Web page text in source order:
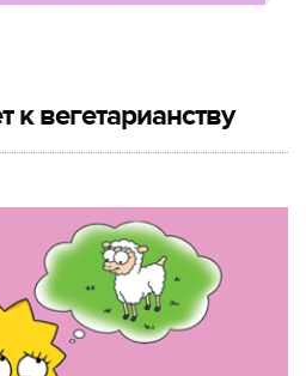
к вегетарианству